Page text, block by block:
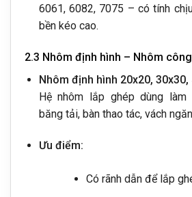
6061, 6082, 7075 – có tính
bền kéo cao.
2.3 Nhôm định hình – Nhôm
Nhôm định hình 20x20,
Hệ nhôm lắp ghép dùng làm
băng tải, bàn thao tác, vách
Ưu điểm:
Có rãnh dẫn để lắp